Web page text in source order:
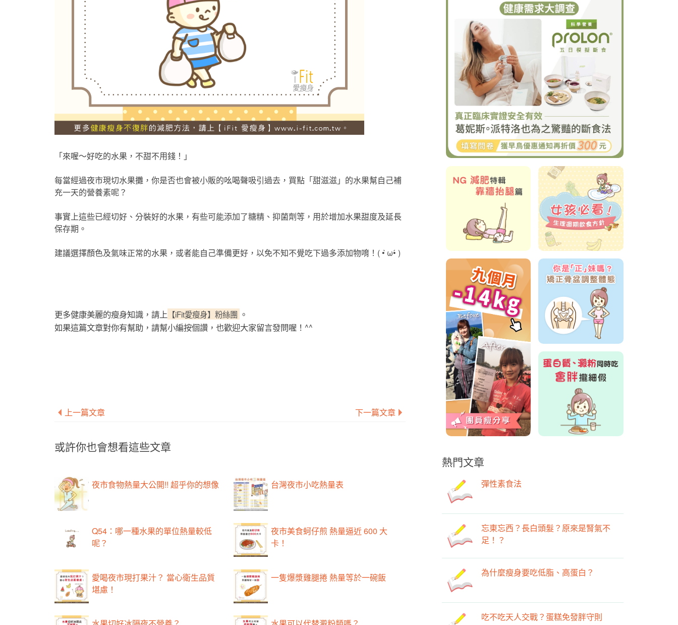
「來喔～好吃的水果，不甜不用錢！」
每當經過夜市現切水果攤，你是否也會被小販的吆喝聲吸引過去，買點「甜滋滋」的水果幫自己補
充一天的營養素呢？
事實上這些已經切好、分裝好的水果，有些可能添加了糖精、抑菌劑等，用於增加水果甜度及延長
保存期。
建議選擇顏色及氣味正常的水果，或者能自己準備更好，以免不知不覺吃下過多添加物唷！( • ̀ω•́ )
更多健康美麗的瘦身知識，請上 【iFit愛瘦身】粉絲團 。
如果這篇文章對你有幫助，請幫小編按個讚，也歡迎大家留言發問喔！^^
上一篇文章 下一篇文章
或許你也會想看這些文章
夜市食物熱量大公開!! 超乎你的想像 台灣夜市小吃熱量表
Q54：哪一種水果的單位熱量較低
呢？
夜市美食蚵仔煎 熱量逼近 600 大
卡！
愛喝夜市現打果汁？ 當心衛生品質
堪慮！
一隻爆漿雞腿捲 熱量等於一碗飯
熱門文章
彈性素食法
忘東忘西？長白頭髮？原來是腎氣不
足！？
為什麼瘦身要吃低脂、高蛋白？
吃不吃天人交戰？蛋糕免發胖守則